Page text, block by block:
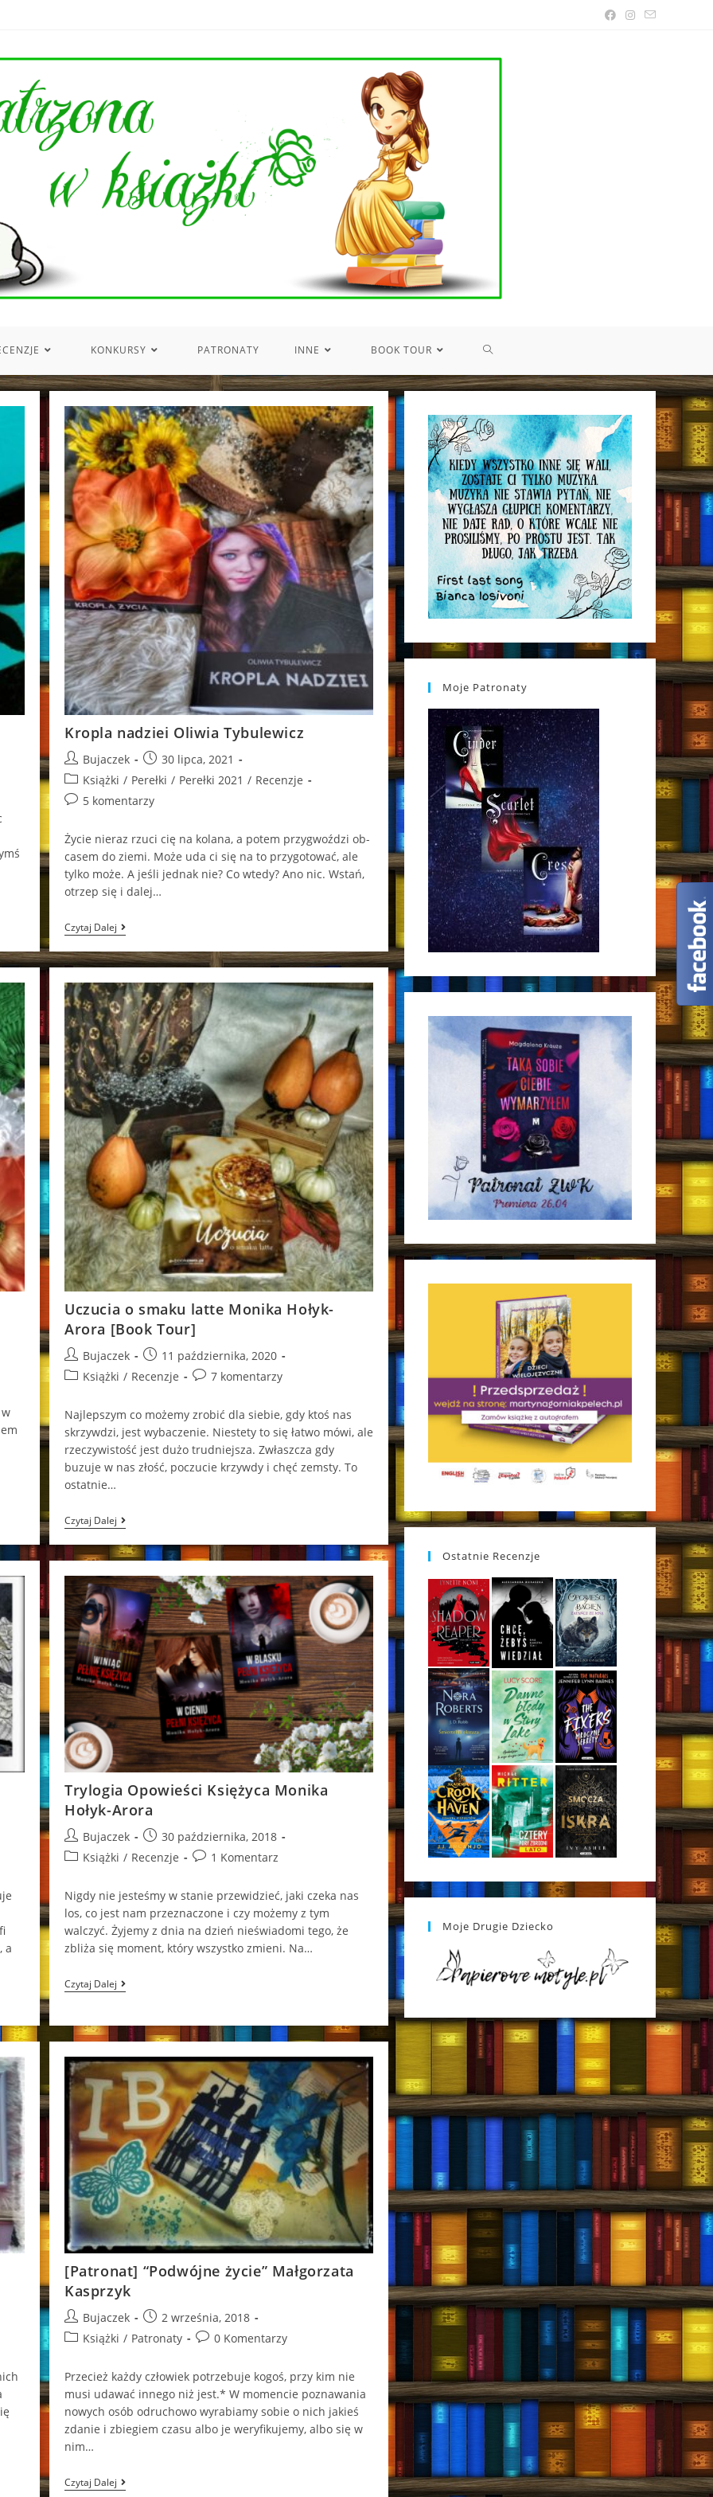
KONKURSY PATRONATY INNE BOOK TOUR TOGGLE
SEARCH
Kropla nadziei Oliwia Tybulewicz
Post
author:
Bujaczek
Post
published:
30 lipca, 2021
Post
category:
Książki / Perełki / Perełki 2021 / Recenzje
Post5 komentarzy
Życie nie­raz rzuci cię na ko­la­na, a potem przy­gwoź­dzi ob­
ca­sem do ziemi. Może uda ci się na to przy­go­to­wać, ale
tylko może. A jeśli jed­nak nie? Co wtedy? Ano nic. Wstań,
otrzep się i dalej…
Czytaj Dalej Kropla
Nadziei
Oliwia
Tybulewicz
Uczucia o smaku latte Monika Hołyk-
Arora [Book Tour]
Post
author:
Bujaczek
Post
published:
11 października, 2020
PostKsiążki / Recenzje
Post7 komentarzy
Najlepszym co możemy zrobić dla siebie, gdy ktoś nas
skrzywdzi, jest wybaczenie. Niestety to się łatwo mówi, ale
rzeczywistość jest dużo trudniejsza. Zwłaszcza gdy
buzuje w nas złość, poczucie krzywdy i chęć zemsty. To
ostatnie…
Czytaj Dalej Uczucia
O
Smaku
Latte
Hołyk-
Arora
[Book
Tour]
a
Trylogia Opowieści Księżyca Monika
Hołyk-Arora
Post
author:
Bujaczek
Post
published:
30 października, 2018
PostKsiążki / Recenzje
Post1 Komentarz
Nigdy nie jesteśmy w stanie przewidzieć, jaki czeka nas
los, co jest nam przeznaczone i czy możemy z tym
walczyć. Żyjemy z dnia na dzień nieświadomi tego, że
zbliża się moment, który wszystko zmieni. Na…
Czytaj Dalej Trylogia
Opowieści
Monika
Hołyk-
[Patronat] “Podwójne życie” Małgorzata
Kasprzyk
Post
author:
Bujaczek
Post
published:
2 września, 2018
PostKsiążki / Patronaty
Post0 Komentarzy
Przecież każdy człowiek potrzebuje kogoś, przy kim nie
musi udawać innego niż jest.* W momencie poznawania
nowych osób odruchowo wyrabiamy sobie o nich jakieś
zdanie i zbiegiem czasu albo je weryfikujemy, albo się w
nim…
Czytaj Dalej [Patronat]
Moje Patronaty
Ostatnie Recenzje
Moje Drugie Dziecko